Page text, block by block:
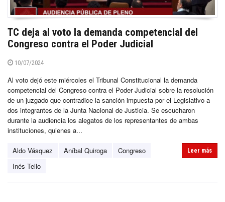
TC deja al voto la demanda competencial del
Congreso contra el Poder Judicial
10/07/2024
Al voto dejó este miércoles el Tribunal Constitucional la demanda
competencial del Congreso contra el Poder Judicial sobre la resolución
de un juzgado que contradice la sanción impuesta por el Legislativo a
dos integrantes de la Junta Nacional de Justicia. Se escucharon
durante la audiencia los alegatos de los representantes de ambas
instituciones, quienes a...
Aldo Vásquez Aníbal Quiroga
Congreso
Inés Tello
Leer más